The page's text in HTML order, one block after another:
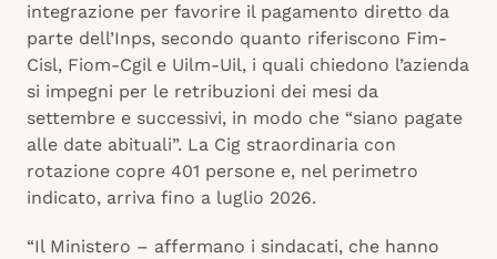
integrazione per favorire il pagamento diretto da
parte dell’Inps, secondo quanto riferiscono Fim-
Cisl, Fiom-Cgil e Uilm-Uil, i quali chiedono l’azienda
si impegni per le retribuzioni dei mesi da
settembre e successivi, in modo che “siano pagate
alle date abituali”. La Cig straordinaria con
rotazione copre 401 persone e, nel perimetro
indicato, arriva fino a luglio 2026.
“Il Ministero – affermano i sindacati, che hanno